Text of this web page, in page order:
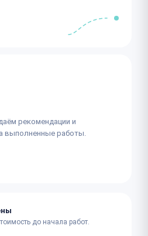
рекомендации и
выполненные работы.
до начала работ.